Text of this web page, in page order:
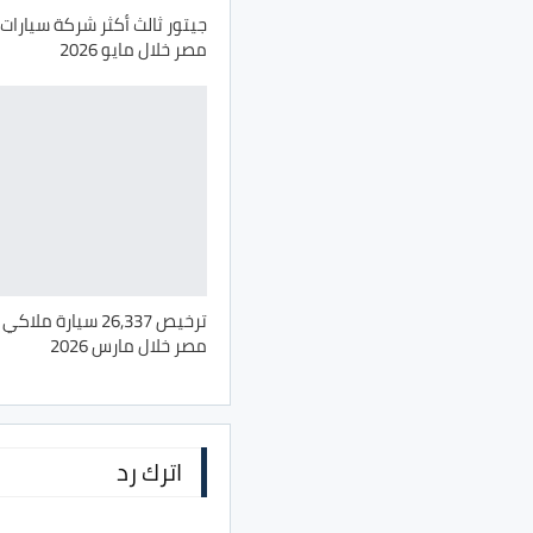
جيتور ثالث أكثر شركة
مصر خلال مايو 2026
ترخيص 26,337 سيارة
مصر خلال مارس 2026
اترك رد